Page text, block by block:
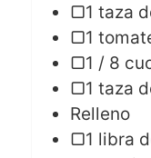
▢1 taza
▢1
▢1 / 8
▢1 taza
Relleno
▢1 libra